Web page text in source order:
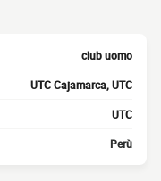
club uomo
UTC Cajamarca, UTC
UTC
Perù